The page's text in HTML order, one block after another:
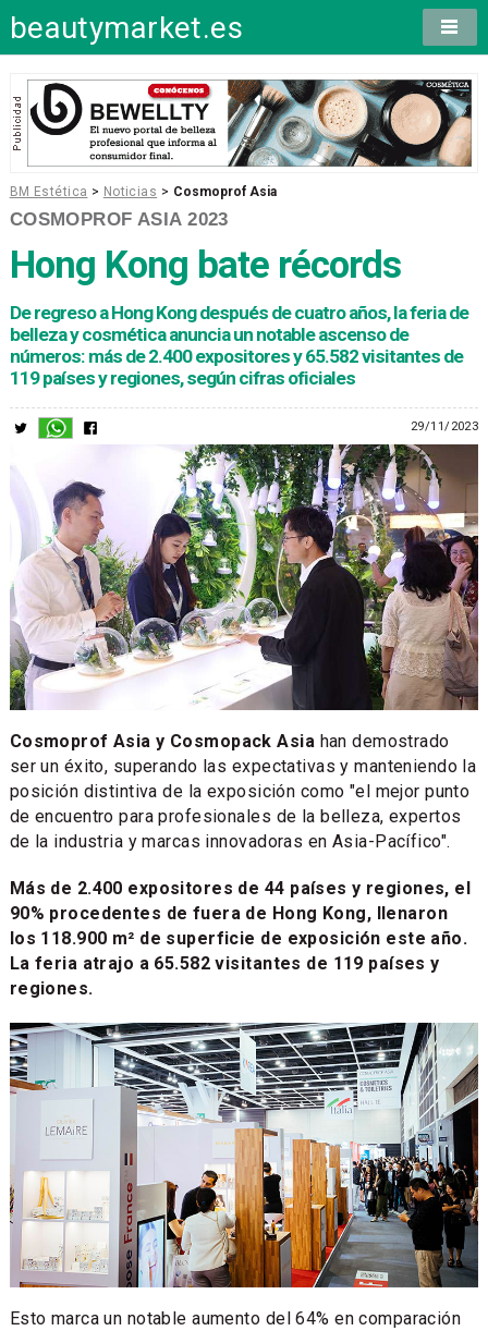
beautymarket.es
BM Estética > Noticias > Cosmoprof Asia
COSMOPROF ASIA 2023
Hong Kong bate récords
De regreso a Hong Kong después de cuatro años, la feria de
belleza y cosmética anuncia un notable ascenso de
números: más de 2.400 expositores y 65.582 visitantes de
119 países y regiones, según cifras oficiales
29/11/2023
Cosmoprof Asia y Cosmopack Asia han demostrado
ser un éxito, superando las expectativas y manteniendo la
posición distintiva de la exposición como "el mejor punto
de encuentro para profesionales de la belleza, expertos
de la industria y marcas innovadoras en Asia-Pacífico".
Más de 2.400 expositores de 44 países y regiones, el
90% procedentes de fuera de Hong Kong, llenaron
los 118.900 m² de superficie de exposición este año.
La feria atrajo a 65.582 visitantes de 119 países y
regiones.
Esto marca un notable aumento del 64% en comparación